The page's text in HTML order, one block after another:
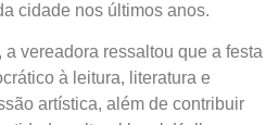
cidade nos últimos anos.
vereadora ressaltou que a festa
à leitura, literatura e
artística, além de contribuir